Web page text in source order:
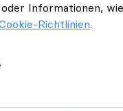
Informationen,
Richtlinien.